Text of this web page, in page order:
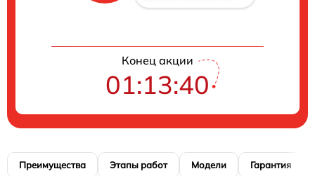
Конец акции
01:13:39
Преимущества Этапы работ Модели Гарантия